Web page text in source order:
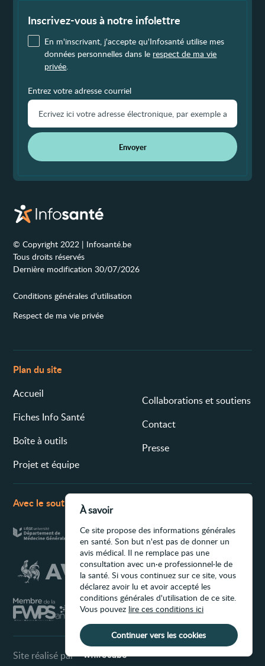
Inscrivez-vous à notre infolettre
En m'inscrivant, j'accepte qu'Infosanté utilise mes
données personnelles dans le respect de ma vie
privée
Entrez votre adresse courriel
Envoyer
© Copyright 2022 | Infosanté.be
Tous droits réservés
Dernière modification 30/07/2026
Conditions générales d'utilisation
Respect de ma vie privée
Plan du site
Accueil
Fiches Info Santé
Boîte à outils
Projet et équipe
Collaborations et soutiens
Contact
Presse
Avec le soutien de
Site réalisé par
À savoir
Ce site propose des informations générales
en santé. Son but n'est pas de donner un
avis médical. Il ne remplace pas une
consultation avec un·e professionnel·le de
la santé. Si vous continuez sur ce site, vous
déclarez avoir lu et avoir accepté les
conditions générales d'utilisation de ce site.
Vous pouvez lire ces conditions ici
Continuer vers les cookies